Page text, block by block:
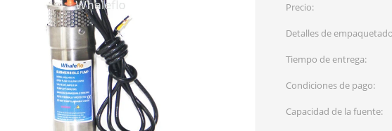
Precio:
Detalles de
Tiempo de entrega:
Condiciones de pago:
Capacidad de la fuente: